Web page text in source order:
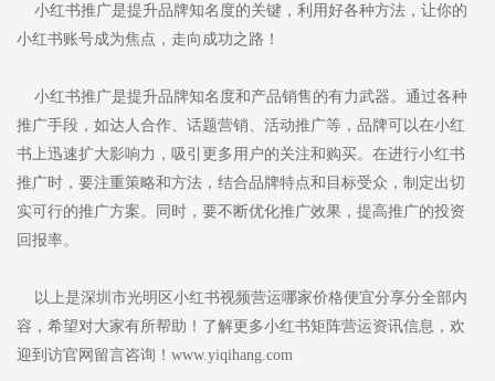
小红书推广是提升品牌知名度的关键，利用好各种方法，让你的
小红书账号成为焦点，走向成功之路！
小红书推广是提升品牌知名度和产品销售的有力武器。通过各种
推广手段，如达人合作、话题营销、活动推广等，品牌可以在小红
书上迅速扩大影响力，吸引更多用户的关注和购买。在进行小红书
推广时，要注重策略和方法，结合品牌特点和目标受众，制定出切
实可行的推广方案。同时，要不断优化推广效果，提高推广的投资
回报率。
以上是深圳市光明区小红书视频营运哪家价格便宜分享分全部内
容，希望对大家有所帮助！了解更多小红书矩阵营运资讯信息，欢
迎到访官网留言咨询！www.yiqihang.com